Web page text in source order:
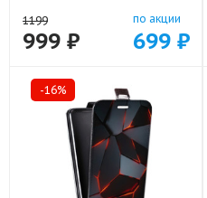
1199
999 ₽
по акции
699 ₽
-16%